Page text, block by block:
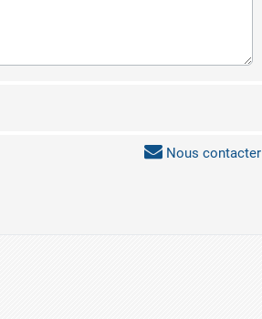
Nous contacter